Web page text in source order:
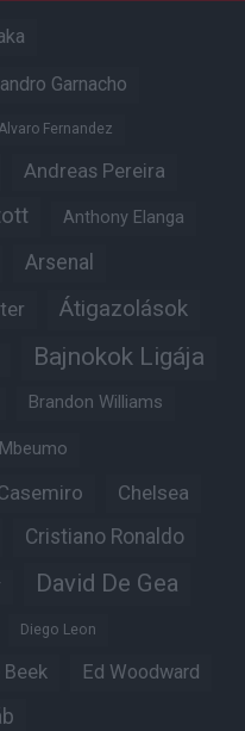
Garnacho
Alvaro Fernandez
Andreas Pereira
Anthony Elanga
Arsenal
Átigazolások
Bajnokok Ligája
Brandon Williams
Chelsea
Cristiano Ronaldo
David De Gea
Diego Leon
Beek Ed Woodward